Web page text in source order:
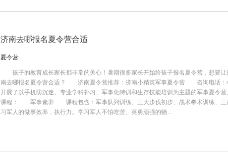
济南去哪报名夏令营合适
夏令营
孩子的教育成长家长都非常的关心！暑期很多家长开始给孩子报名夏令营，想要让
南去哪报名夏令营合适？ 济南夏令营推荐：济南小精英军事夏令营 咨询电话
开展了以手机防沉迷、专业学科补习、军事化特训和生存技能培训为主题的军事夏
课程： 军事素养 课程包含：军事队列训练、三大步伐初步、战术拳术训练、三
习军人的做事效率，执行力。学习军人不怕吃苦、英勇顽强的牺…